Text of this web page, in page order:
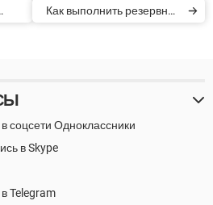
Как выполнить резервное
соцсети Одноклассники
в Skype
Telegram